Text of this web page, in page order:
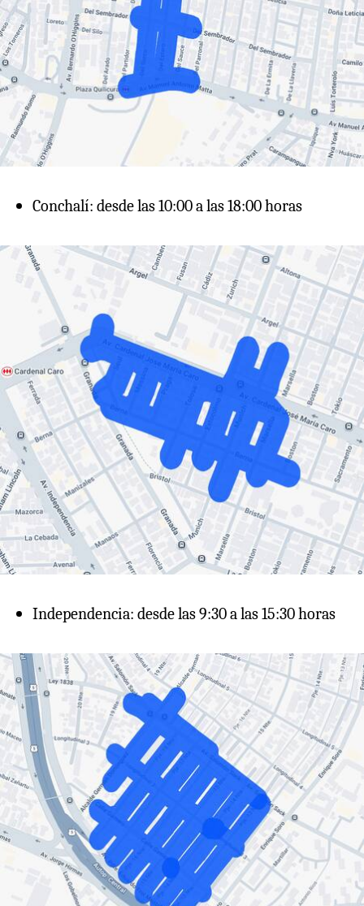
Conchalí: desde las 10:00 a las 18:00 horas
Independencia: desde las 9:30 a las 15:30 horas